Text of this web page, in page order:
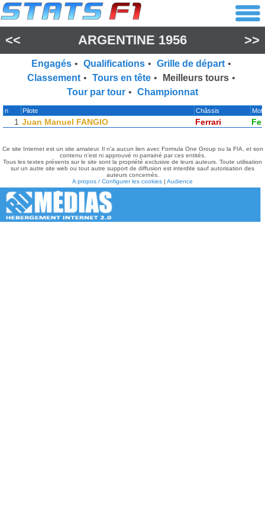
<< ARGENTINE 1956 >>
Engagés • Qualifications • Grille de départ •
Classement • Tours en tête • Meilleurs tours •
Tour par tour • Championnat
n Pilote Châssis
1 Juan Manuel FANGIO Ferrari
Ce site Internet est un site amateur. Il n'a aucun lien avec Formula One Group ou la FIA, et son
contenu n'est ni approuvé ni parrainé par ces entités.
Tous les textes présents sur le site sont la propriété exclusive de leurs auteurs. Toute utilisation
sur un autre site web ou tout autre support de diffusion est interdite sauf autorisation des
auteurs concernés.
A propos / Configurer les cookies | Audience